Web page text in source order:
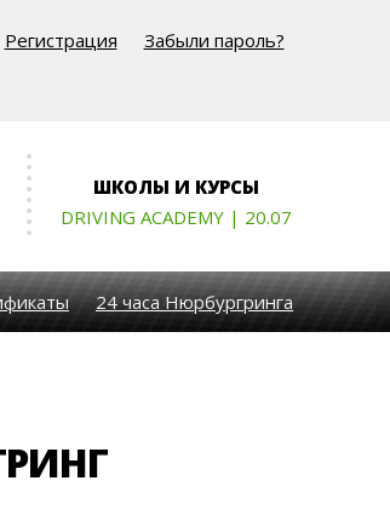
Регистрация Забыли пароль?
ШКОЛЫ И КУРСЫ
DRIVING ACADEMY | 20.07
24 часа Нюрбургринга